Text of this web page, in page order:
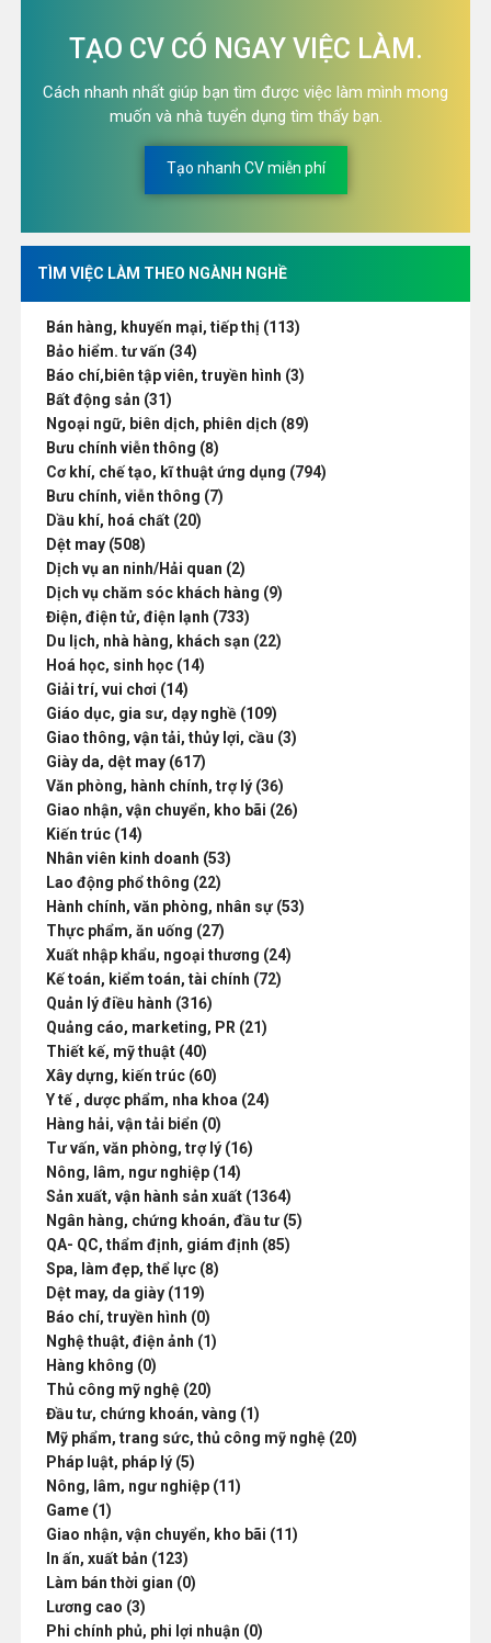
TẠO CV CÓ NGAY VIỆC LÀM.
Cách nhanh nhất giúp bạn tìm được việc làm mình mong
muốn và nhà tuyển dụng tìm thấy bạn.
Tạo nhanh CV miễn phí
TÌM VIỆC LÀM THEO NGÀNH NGHỀ
Bán hàng, khuyến mại, tiếp thị (113)
Bảo hiểm. tư vấn (34)
Báo chí,biên tập viên, truyền hình (3)
Bất động sản (31)
Ngoại ngữ, biên dịch, phiên dịch (89)
Bưu chính viễn thông (8)
Cơ khí, chế tạo, kĩ thuật ứng dụng (794)
Bưu chính, viễn thông (7)
Dầu khí, hoá chất (20)
Dệt may (508)
Dịch vụ an ninh/Hải quan (2)
Dịch vụ chăm sóc khách hàng (9)
Điện, điện tử, điện lạnh (733)
Du lịch, nhà hàng, khách sạn (22)
Hoá học, sinh học (14)
Giải trí, vui chơi (14)
Giáo dục, gia sư, dạy nghề (109)
Giao thông, vận tải, thủy lợi, cầu (3)
Giày da, dệt may (617)
Văn phòng, hành chính, trợ lý (36)
Giao nhận, vận chuyển, kho bãi (26)
Kiến trúc (14)
Nhân viên kinh doanh (53)
Lao động phổ thông (22)
Hành chính, văn phòng, nhân sự (53)
Thực phẩm, ăn uống (27)
Xuất nhập khẩu, ngoại thương (24)
Kế toán, kiểm toán, tài chính (72)
Quản lý điều hành (316)
Quảng cáo, marketing, PR (21)
Thiết kế, mỹ thuật (40)
Xây dựng, kiến trúc (60)
Y tế , dược phẩm, nha khoa (24)
Hàng hải, vận tải biển (0)
Tư vấn, văn phòng, trợ lý (16)
Nông, lâm, ngư nghiệp (14)
Sản xuất, vận hành sản xuất (1364)
Ngân hàng, chứng khoán, đầu tư (5)
QA- QC, thẩm định, giám định (85)
Spa, làm đẹp, thể lực (8)
Dệt may, da giày (119)
Báo chí, truyền hình (0)
Nghệ thuật, điện ảnh (1)
Hàng không (0)
Thủ công mỹ nghệ (20)
Đầu tư, chứng khoán, vàng (1)
Mỹ phẩm, trang sức, thủ công mỹ nghệ (20)
Pháp luật, pháp lý (5)
Nông, lâm, ngư nghiệp (11)
Game (1)
Giao nhận, vận chuyển, kho bãi (11)
In ấn, xuất bản (123)
Làm bán thời gian (0)
Lương cao (3)
Phi chính phủ, phi lợi nhuận (0)